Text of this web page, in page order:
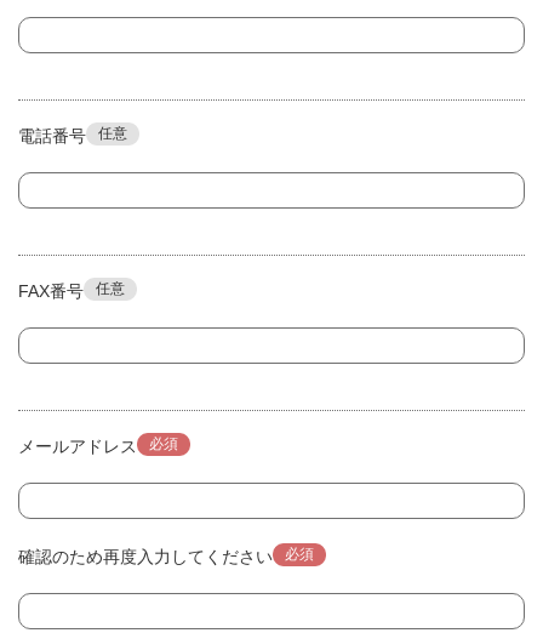
電話番号 任意
FAX番号 任意
メールアドレス 必須
確認のため再度入力してください 必須